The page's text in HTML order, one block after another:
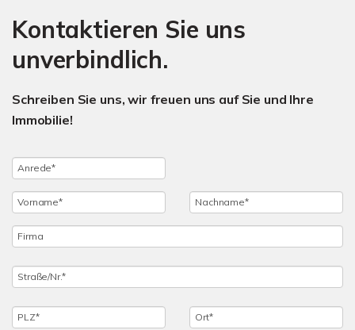
Kontaktieren Sie uns
unverbindlich.
Schreiben Sie uns, wir freuen uns auf Sie und Ihre
Immobilie!